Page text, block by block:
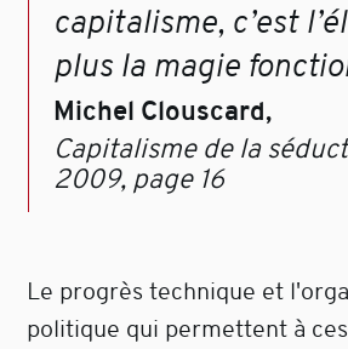
capitalisme, c’est
plus la magie
Michel Clouscard,
Capitalisme de la
2009, page 16
Le progrès technique et
politique qui permettent à